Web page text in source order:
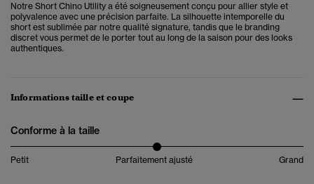
Notre Short Chino Utility a été soigneusement conçu pour allier style et
polyvalence avec une précision parfaite. La silhouette intemporelle du
short est sublimée par notre qualité signature, tandis que le branding
discret vous permet de le porter tout au long de la saison pour des looks
authentiques.
Informations taille et coupe
Conforme à la taille
Petit Parfaitement ajusté Grand